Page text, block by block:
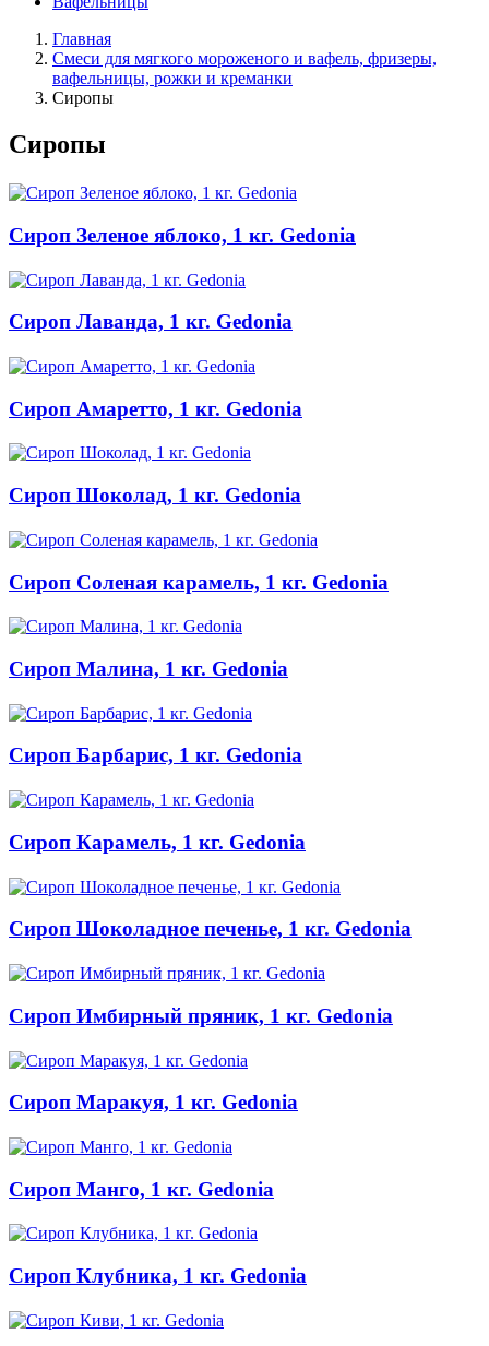
Главная
Смеси для мягкого мороженого и вафель, фризеры,
вафельницы, рожки и креманки
Сиропы
Сиропы
Сироп Зеленое яблоко, 1 кг. Gedonia
Сироп Лаванда, 1 кг. Gedonia
Сироп Амаретто, 1 кг. Gedonia
Сироп Шоколад, 1 кг. Gedonia
Сироп Соленая карамель, 1 кг. Gedonia
Сироп Малина, 1 кг. Gedonia
Сироп Барбарис, 1 кг. Gedonia
Сироп Карамель, 1 кг. Gedonia
Сироп Шоколадное печенье, 1 кг. Gedonia
Сироп Имбирный пряник, 1 кг. Gedonia
Сироп Маракуя, 1 кг. Gedonia
Сироп Манго, 1 кг. Gedonia
Сироп Клубника, 1 кг. Gedonia